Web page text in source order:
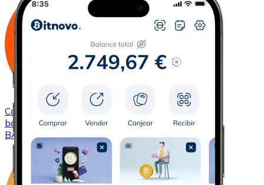
Comprar
bancariacon tarjeta
BAT